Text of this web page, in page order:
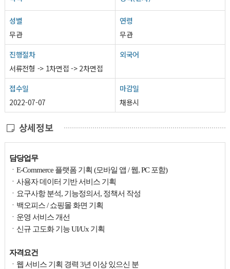
성별
무관
연령
무관
진행절차
서류전형 -> 1차면접 -> 2차면접
외국어
접수일
2022-07-07
마감일
채용시
상세정보
담당업무
ㆍE-Commerce 플랫폼 기획 (모바일 앱 / 웹, PC 포함)
ㆍ사용자 데이터 기반 서비스 기획
ㆍ요구사항 분석, 기능정의서, 정책서 작성
ㆍ백오피스 / 쇼핑몰 화면 기획
ㆍ운영 서비스 개선
ㆍ신규 고도화 기능 UI/Ux 기획
자격요건
ㆍ웹 서비스 기획 경력 3년 이상 있으신 분